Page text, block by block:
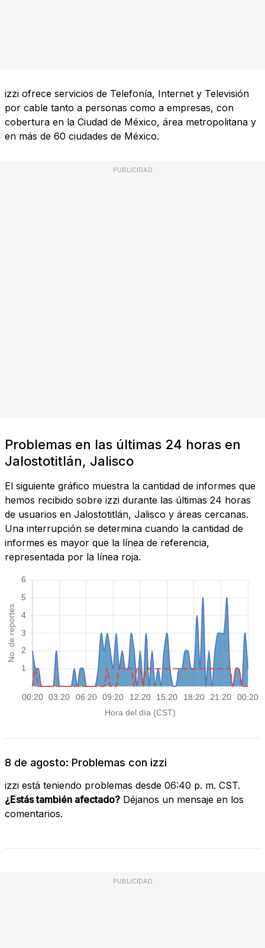
izzi ofrece servicios de Telefonía, Internet y Televisión
por cable tanto a personas como a empresas, con
cobertura en la Ciudad de México, área metropolitana y
en más de 60 ciudades de México.
PUBLICIDAD
Problemas en las últimas 24 horas en
Jalostotitlán, Jalisco
El siguiente gráfico muestra la cantidad de informes que
hemos recibido sobre izzi durante las últimas 24 horas
de usuarios en Jalostotitlán, Jalisco y áreas cercanas.
Una interrupción se determina cuando la cantidad de
informes es mayor que la línea de referencia,
representada por la línea roja.
8 de agosto: Problemas con izzi
izzi está teniendo problemas desde 06:40 p. m. CST.
¿Estás también afectado? Déjanos un mensaje en los
comentarios.
PUBLICIDAD